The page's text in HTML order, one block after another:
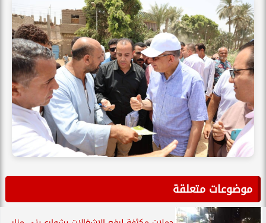
موضوعات متعلقة